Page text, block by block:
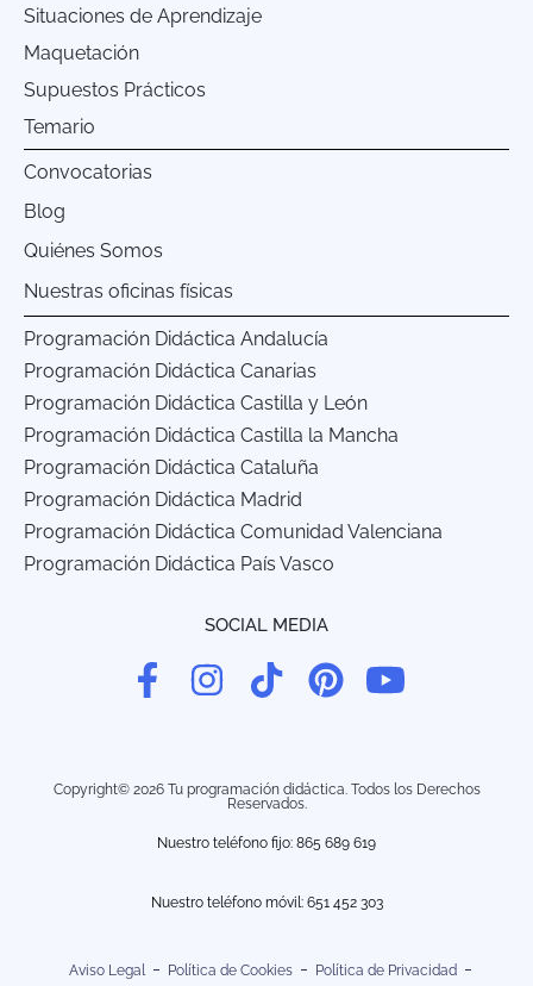
Situaciones de Aprendizaje
Maquetación
Supuestos Prácticos
Temario
Programación Didáctica Andalucía
Programación Didáctica Canarias
Programación Didáctica Castilla y León
Programación Didáctica Castilla la Mancha
Programación Didáctica Cataluña
Programación Didáctica Madrid
Programación Didáctica Comunidad Valenciana
Programación Didáctica País Vasco
Convocatorias
Blog
Quiénes Somos
Nuestras oficinas físicas
SOCIAL MEDIA
Copyright© 2026 Tu programación didáctica. Todos los Derechos
Reservados.
Nuestro teléfono fijo: 865 689 619
Nuestro teléfono móvil: 651 452 303
Aviso Legal Política de Cookies Política de Privacidad